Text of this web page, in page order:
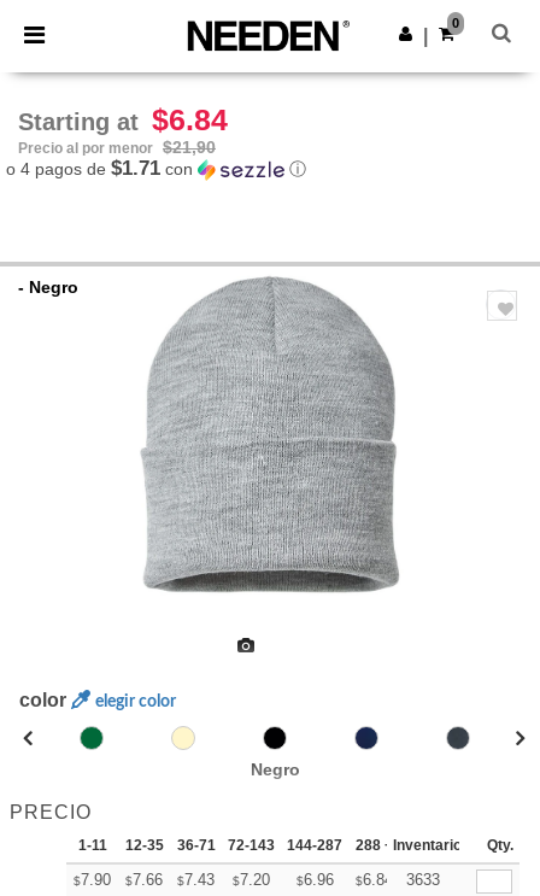
× App de Needen
¡Mejores precios en app!
Descargar app
0
Starting at $6.84
Precio al por menor $21,90
o 4 pagos de $1.71 con ⓘ
- Negro
color elegir color
Negro
PRECIO
1-11 12-35 36-71 72-143 144-287 288 + Mas
Inventario Qty.
$7.90 $7.66 $7.43 $7.20 $6.96 $6.84 +
3633